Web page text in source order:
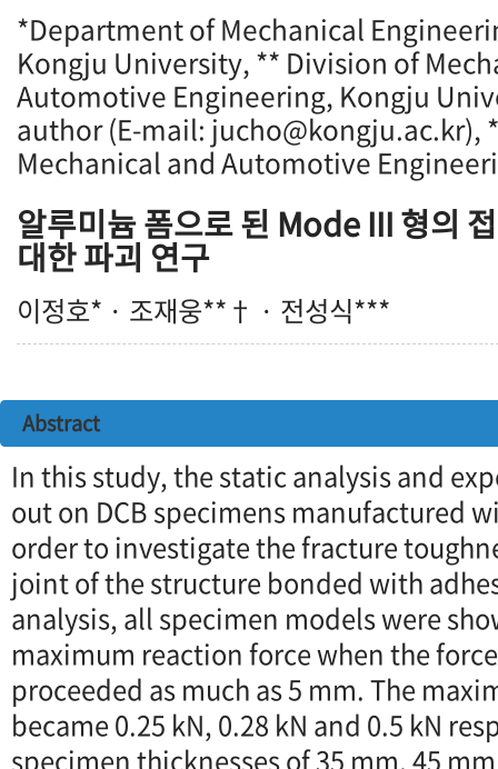
*Department of Mechanical
Kongju University, ** Division of
Automotive Engineering, Kongju
author (E-mail: jucho@kongju.ac.kr),
Mechanical and Automotive
알루미늄 폼으로 된 Mode III 형의
대한 파괴 연구
이정호* · 조재웅**† · 전성식***
Abstract
In this study, the static analysis and
out on DCB specimens manufactured
order to investigate the fracture
joint of the structure bonded with
analysis, all specimen models were
maximum reaction force when the
proceeded as much as 5 mm. The
became 0.25 kN, 0.28 kN and 0.5 kN
specimen thicknesses of 35 mm, 45